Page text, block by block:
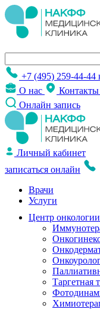
+7 (495) 259-44-44
О нас
Контакты
Онлайн запись
Личный кабинет
записаться онлайн
Врачи
Услуги
Центр онкологии
Таргетная